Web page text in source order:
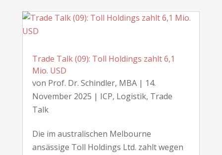
Trade Talk (09): Toll Holdings zahlt 6,1
Mio. USD
von Prof. Dr. Schindler, MBA| 14.
November 2025 | ICP, Logistik, Trade
Talk
Die im australischen Melbourne
ansässige Toll Holdings Ltd. zahlt wegen